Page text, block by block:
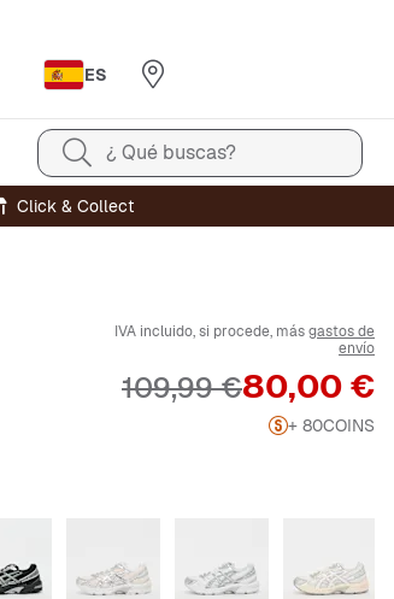
ES
¿ Qué buscas?
Click & Collect
IVA incluido, si procede, másgastos de
envío
Precio
80,00 €
Precio original
109,99 €
+ 80COINS